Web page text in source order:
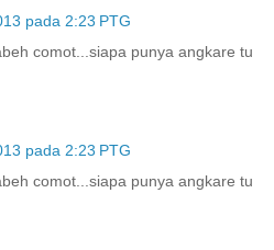
pada 2:23 PTG
comot...siapa punya angkare tu
pada 2:23 PTG
comot...siapa punya angkare tu